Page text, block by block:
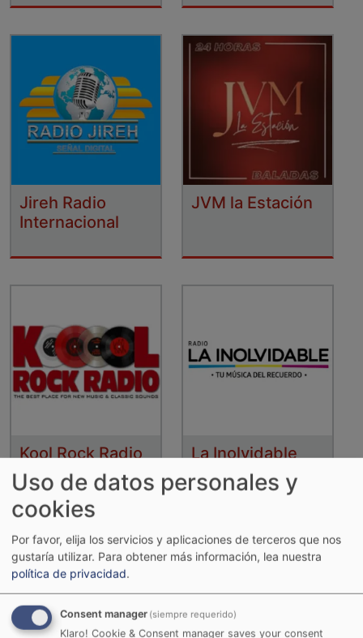
Jireh Radio
Internacional
JVM la Estación
Kool Rock Radio La Inolvidable
Uso de datos personales y
cookies
Por favor, elija los servicios y aplicaciones de terceros que nos
gustaría utilizar. Para obtener más información, lea nuestra
política de privacidad.
Consent manager (siempre requerido)
Klaro! Cookie & Consent manager saves your consent